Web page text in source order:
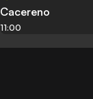
Cacereno
11:00